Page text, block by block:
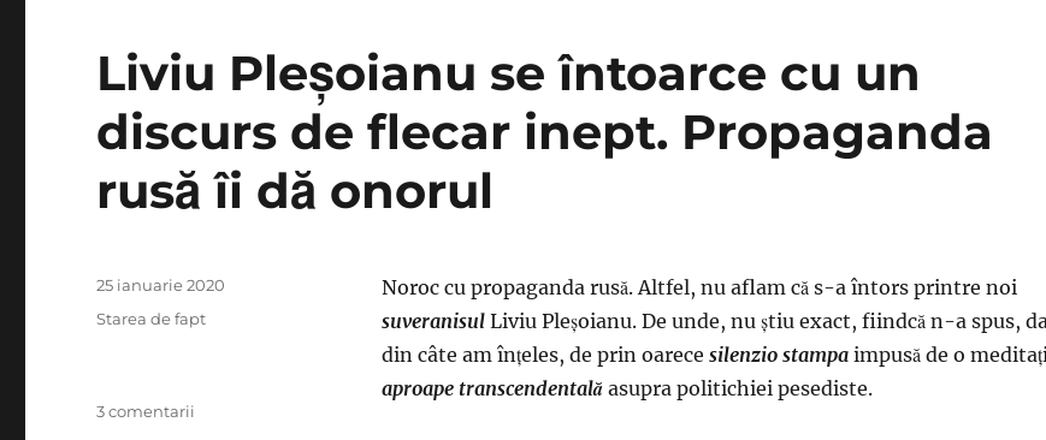
Tudose
pe
Liviu Pleşoianu se întoarce cu un
discurs de flecar inept. Propaganda
rusă îi dă onorul
Noroc cu propaganda rusă. Altfel, nu aflam că s-a întors printre noi
suveranisul Liviu Pleşoianu. De unde, nu ştiu exact, fiindcă n-a spus,
din câte am înţeles, de prin oarece silenzio stampa impusă de o
aproape transcendentală asupra politichiei pesediste.
Publicat
25 ianuarie 2020
Categorii
Starea de fapt
3 comentarii